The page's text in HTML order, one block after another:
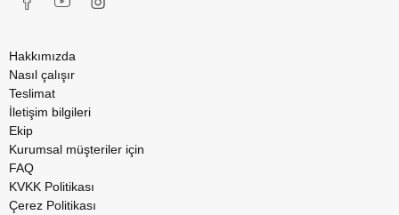
Hakkımızda
Nasıl çalışır
Teslimat
İletişim bilgileri
Ekip
Kurumsal müşteriler için
FAQ
KVKK Politikası
Çerez Politikası